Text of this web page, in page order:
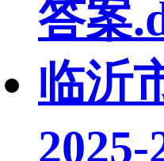
答案
临沂